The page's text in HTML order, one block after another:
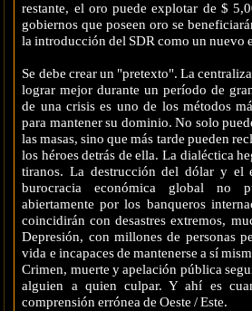
restante, el oro puede explotar de $
gobiernos que poseen oro se
la introducción del SDR como un nuevo
Se debe crear un "pretexto". La
lograr mejor durante un período de
de una crisis es uno de los métodos
para mantener su dominio. No solo
las masas, sino que más tarde pueden
los héroes detrás de ella. La dialéctica
tiranos. La destrucción del dólar y el
burocracia económica global no
abiertamente por los banqueros
coincidirán con desastres extremos,
Depresión, con millones de personas
vida e incapaces de mantenerse a sí
Crimen, muerte y apelación pública
alguien a quien culpar. Y ahí es
comprensión errónea de Oeste / Este.